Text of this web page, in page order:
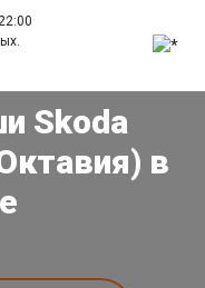
Skoda
в